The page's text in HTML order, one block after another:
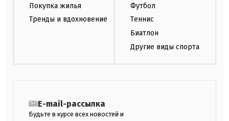
Покупка жилья
Тренды и вдохновение
Футбол
Теннис
Биатлон
Другие виды спорта
E-mail-рассылка
Будьте в курсе всех новостей и